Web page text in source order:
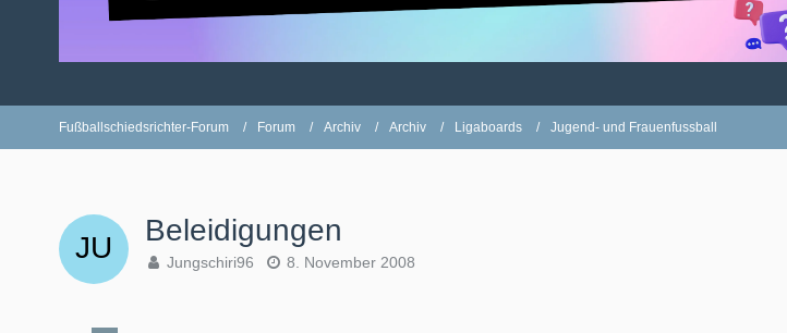
Fußballschiedsrichter-Forum Forum Archiv Archiv Ligaboards Jugend- und Frauenfussball
Beleidigungen
Jungschiri96 8. November 2008